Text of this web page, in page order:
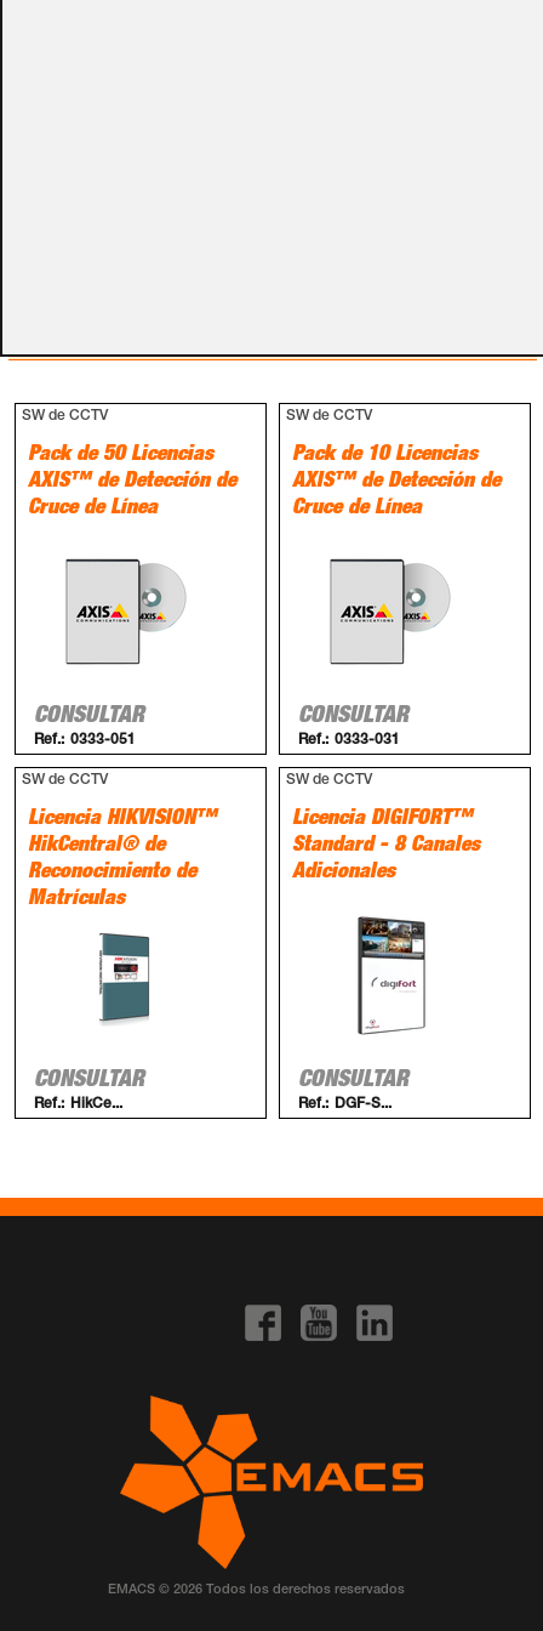
SW de CCTV
Pack de 50 Licencias
AXIS™ de Detección de
Cruce de Línea
CONSULTAR
Ref.: 0333-051
SW de CCTV
Pack de 10 Licencias
AXIS™ de Detección de
Cruce de Línea
CONSULTAR
Ref.: 0333-031
SW de CCTV
Licencia HIKVISION™
HikCentral® de
Reconocimiento de
Matrículas
CONSULTAR
Ref.: HikCe...
SW de CCTV
Licencia DIGIFORT™
Standard - 8 Canales
Adicionales
CONSULTAR
Ref.: DGF-S...
EMACS © 2026 Todos los derechos reservados